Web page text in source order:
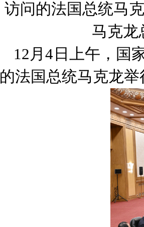
访问的法国总统马
马克龙
12月4日上午，国
的法国总统马克龙